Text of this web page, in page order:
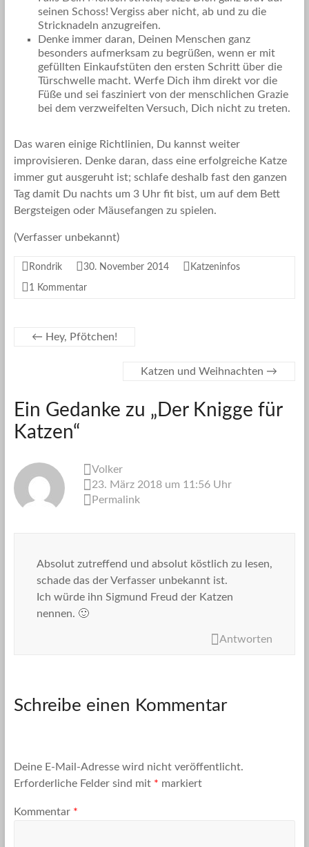
seinen Schoss! Vergiss aber nicht, ab und zu die
Stricknadeln anzugreifen.
Denke immer daran, Deinen Menschen ganz
besonders aufmerksam zu begrüßen, wenn er mit
gefüllten Einkaufstüten den ersten Schritt über die
Türschwelle macht. Werfe Dich ihm direkt vor die
Füße und sei fasziniert von der menschlichen Grazie
bei dem verzweifelten Versuch, Dich nicht zu treten.
Das waren einige Richtlinien, Du kannst weiter
improvisieren. Denke daran, dass eine erfolgreiche Katze
immer gut ausgeruht ist; schlafe deshalb fast den ganzen
Tag damit Du nachts um 3 Uhr fit bist, um auf dem Bett
Bergsteigen oder Mäusefangen zu spielen.
(Verfasser unbekannt)
Rondrik 30. November 2014 Katzeninfos
1 Kommentar
← Hey, Pfötchen!
Katzen und Weihnachten →
Ein Gedanke zu „ Der Knigge für
Katzen“
Volker
23. März 2018 um 11:56 Uhr
Permalink
Absolut zutreffend und absolut köstlich zu lesen,
schade das der Verfasser unbekannt ist.
Ich würde ihn Sigmund Freud der Katzen
nennen. 🙂
Antworten
Schreibe einen Kommentar
Deine E-Mail-Adresse wird nicht veröffentlicht.
Erforderliche Felder sind mit * markiert
Kommentar *